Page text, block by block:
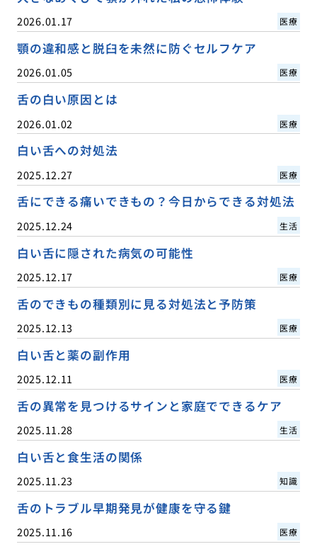
2026.01.17 医療
顎の違和感と脱臼を未然に防ぐセルフケア
2026.01.05 医療
舌の白い原因とは
2026.01.02 医療
白い舌への対処法
2025.12.27 医療
舌にできる痛いできもの？今日からできる対処法
2025.12.24 生活
白い舌に隠された病気の可能性
2025.12.17 医療
舌のできもの種類別に見る対処法と予防策
2025.12.13 医療
白い舌と薬の副作用
2025.12.11 医療
舌の異常を見つけるサインと家庭でできるケア
2025.11.28 生活
白い舌と食生活の関係
2025.11.23 知識
舌のトラブル早期発見が健康を守る鍵
2025.11.16 医療